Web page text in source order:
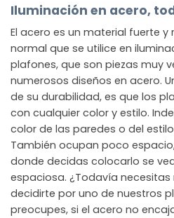
Iluminación en acero,
El acero es un material fuerte y
normal que se utilice en
plafones, que son piezas muy
numerosos diseños en acero.
de su durabilidad, es que los
con cualquier color y estilo.
color de las paredes o del
También ocupan poco
donde decidas colocarlo se
espaciosa. ¿Todavía
decidirte por uno de nuestros
preocupes, si el acero no